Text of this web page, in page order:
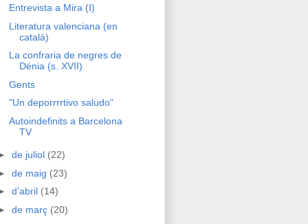
Entrevista a Mira (I)
Literatura valenciana (en
català)
La confraria de negres de
Dénia (s. XVII)
Gents
"Un deporrrrtivo saludo"
Autoindefinits a Barcelona
TV
de juliol (22)
de maig (23)
d’abril (14)
de març (20)